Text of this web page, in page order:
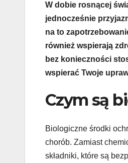
W dobie rosnącej
jednocześnie
na to
również wspierają
bez konieczności
wspierać Twoje
Czym są
Biologiczne środki
chorób. Zamiast
składniki, które są